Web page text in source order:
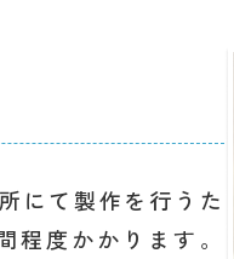
にて製作を行うた
度かかります。